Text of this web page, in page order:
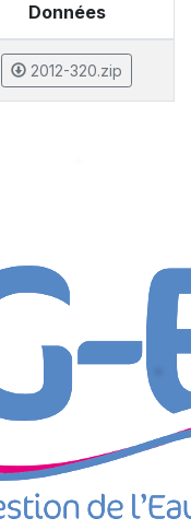
Données
2012-320.zip